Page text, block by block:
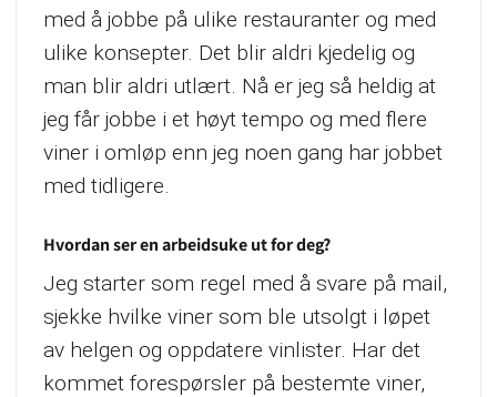
med å jobbe på ulike restauranter og med
ulike konsepter. Det blir aldri kjedelig og
man blir aldri utlært. Nå er jeg så heldig at
jeg får jobbe i et høyt tempo og med flere
viner i omløp enn jeg noen gang har jobbet
med tidligere.
Hvordan ser en arbeidsuke ut for deg?
Jeg starter som regel med å svare på mail,
sjekke hvilke viner som ble utsolgt i løpet
av helgen og oppdatere vinlister. Har det
kommet forespørsler på bestemte viner,